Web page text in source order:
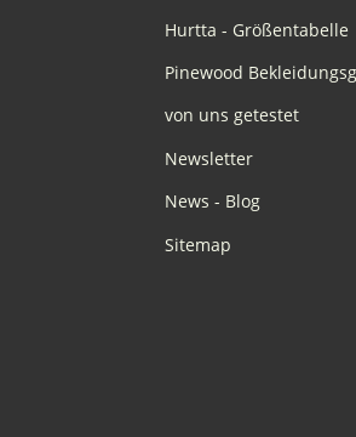
Hurtta - Größentabelle
Pinewood
von uns getestet
Newsletter
News - Blog
Sitemap